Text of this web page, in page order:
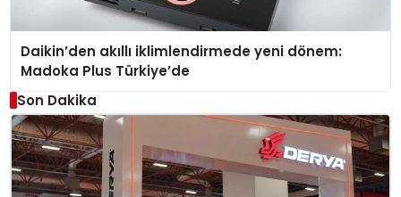
Daikin’den akıllı iklimlendirmede yeni dönem:
Madoka Plus Türkiye’de
Son Dakika